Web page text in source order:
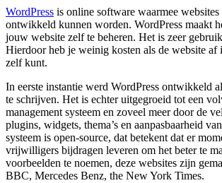
WordPress is online software waarmee websites
ontwikkeld kunnen worden. WordPress maakt
jouw website zelf te beheren. Het is zeer
Hierdoor heb je weinig kosten als de website af
zelf kunt.
In eerste instantie werd WordPress ontwikkeld
te schrijven. Het is echter uitgegroeid tot een
management systeem en zoveel meer door de
plugins, widgets, thema’s en aanpasbaarheid
systeem is open-source, dat betekent dat er
vrijwilligers bijdragen leveren om het beter te
voorbeelden te noemen, deze websites zijn
BBC, Mercedes Benz, the New York Times.